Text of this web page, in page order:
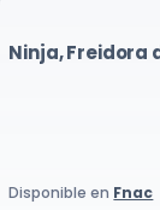
Ninja, Freidora
Disponible en Fnac